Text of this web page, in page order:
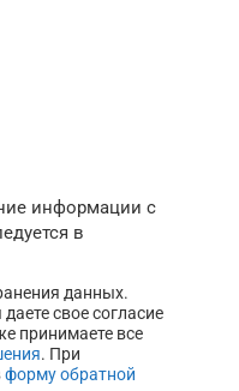
информации с
в
данных.
свое согласие
принимаете все
. При
форму обратной